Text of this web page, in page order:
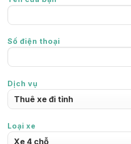
Số điện thoại
Dịch vụ
Loại xe